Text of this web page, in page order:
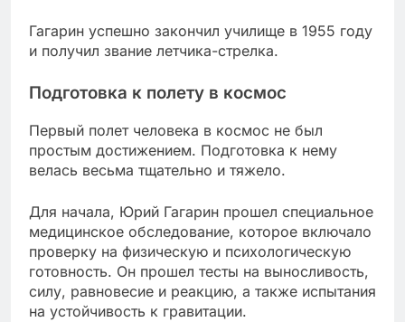
Гагарин успешно закончил училище в 1955 году
и получил звание летчика-стрелка.
Подготовка к полету в космос
Первый полет человека в космос не был
простым достижением. Подготовка к нему
велась весьма тщательно и тяжело.
Для начала, Юрий Гагарин прошел специальное
медицинское обследование, которое включало
проверку на физическую и психологическую
готовность. Он прошел тесты на выносливость,
силу, равновесие и реакцию, а также испытания
на устойчивость к гравитации.